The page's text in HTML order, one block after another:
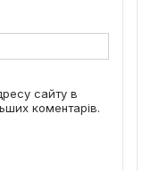
сайту в
коментарів.